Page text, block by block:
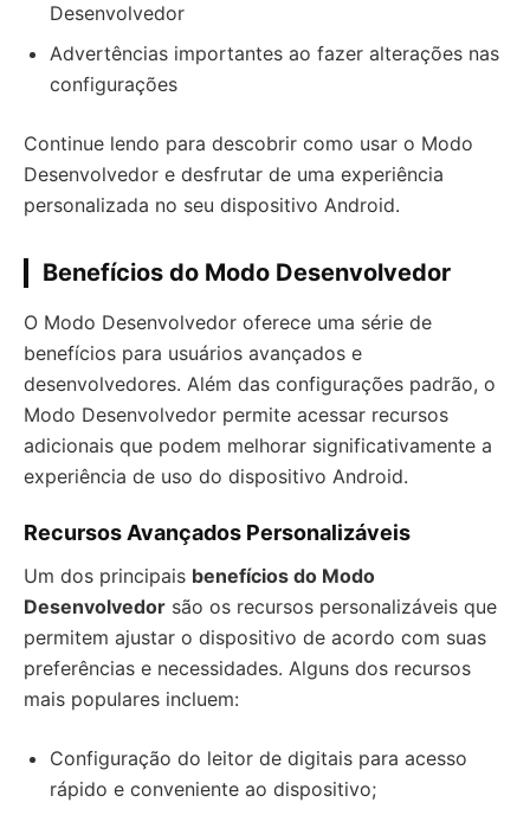
Desenvolvedor
Advertências importantes ao fazer alterações nas
configurações
Continue lendo para descobrir como usar o Modo
Desenvolvedor e desfrutar de uma experiência
personalizada no seu dispositivo Android.
Benefícios do Modo Desenvolvedor
O Modo Desenvolvedor oferece uma série de
benefícios para usuários avançados e
desenvolvedores. Além das configurações padrão, o
Modo Desenvolvedor permite acessar recursos
adicionais que podem melhorar significativamente a
experiência de uso do dispositivo Android.
Recursos Avançados Personalizáveis
Um dos principais benefícios do Modo
Desenvolvedor são os recursos personalizáveis que
permitem ajustar o dispositivo de acordo com suas
preferências e necessidades. Alguns dos recursos
mais populares incluem:
Configuração do leitor de digitais para acesso
rápido e conveniente ao dispositivo;